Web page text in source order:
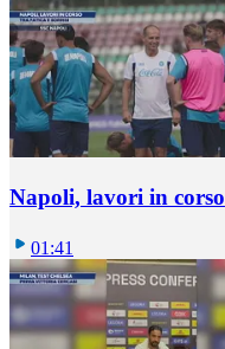
Napoli, lavori in corso
01:41